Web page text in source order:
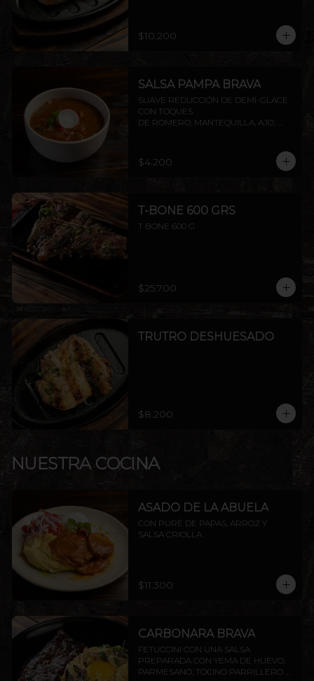
$10.200
SALSA PAMPA BRAVA
SUAVE REDUCCIÓN DE DEMI-GLACE
CON TOQUES
DE ROMERO, MANTEQUILLA, AJO,
$4.200
T-BONE 600 GRS
T BONE 600 G
$25.700
TRUTRO DESHUESADO
$8.200
NUESTRA COCINA
ASADO DE LA ABUELA
CON PURÉ DE PAPAS, ARROZ Y
SALSA CRIOLLA.
$11.300
CARBONARA BRAVA
FETUCCINI CON UNA SALSA
PREPARADA CON YEMA DE HUEVO,
PARMESANO, TOCINO PARRILLERO Y